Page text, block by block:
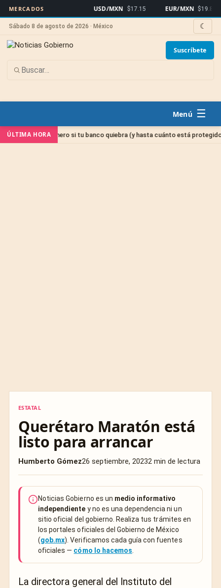
MERCADOS USD/MXN $17.15 EUR/MXN $19.82
Sábado 8 de agosto de 2026 · México ☾
Suscríbete
☰
ÚLTIMA HORA
tu dinero si tu banco quiebra (y hasta cuánto está protegido)
ESTATAL
Querétaro Maratón está
listo para arrancar
Humberto Gómez26 septiembre, 20232 min de lectura
Noticias Gobierno es un medio informativo
independiente y no es una dependencia ni un
sitio oficial del gobierno. Realiza tus trámites en
los portales oficiales del Gobierno de México
(gob.mx). Verificamos cada guía con fuentes
oficiales — cómo lo hacemos
La directora general del Instituto del